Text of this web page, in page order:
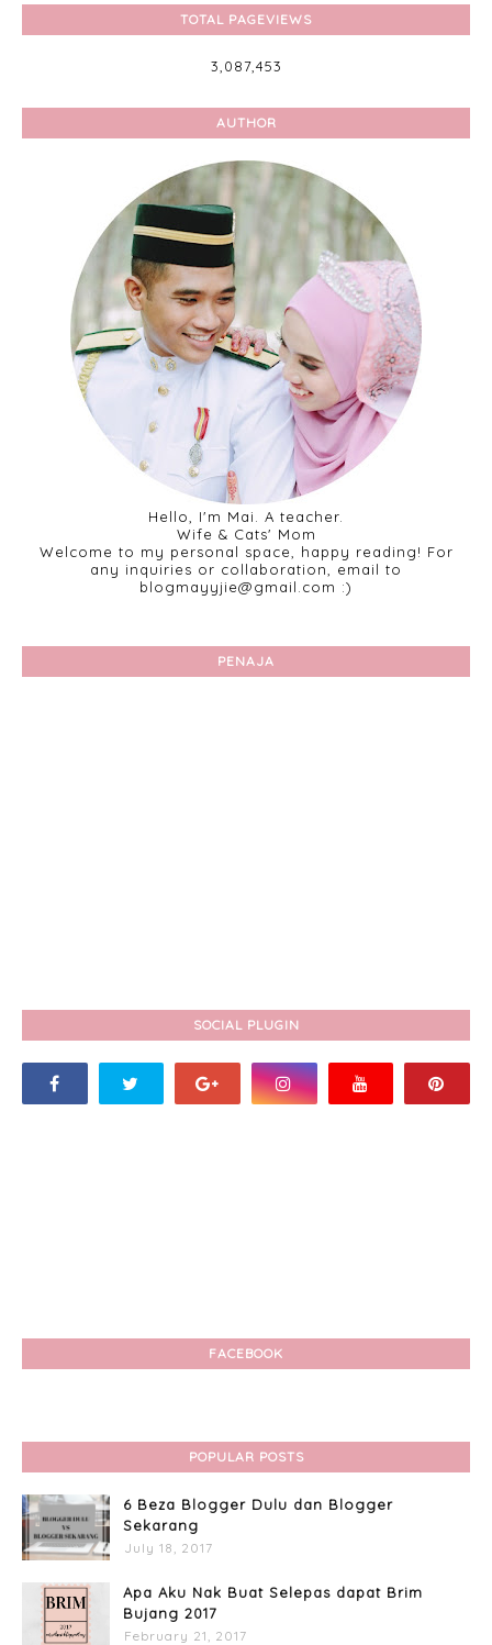
TOTAL PAGEVIEWS
3,087,453
AUTHOR
Hello, I'm Mai. A teacher.
Wife & Cats' Mom
Welcome to my personal space, happy reading! For
any inquiries or collaboration, email to
blogmayyjie@gmail.com :)
PENAJA
SOCIAL PLUGIN
FACEBOOK
POPULAR POSTS
6 Beza Blogger Dulu dan Blogger
Sekarang
July 18, 2017
Apa Aku Nak Buat Selepas dapat Brim
Bujang 2017
February 21, 2017